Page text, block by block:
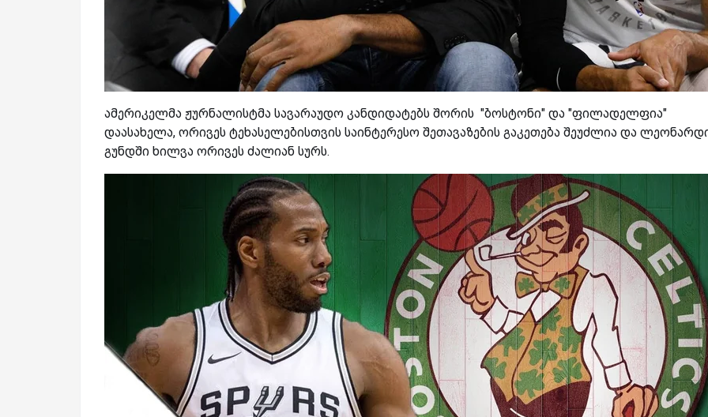
ამერიკელმა ჟურნალისტმა სავარაუდო კანდიდატებს შორის "ბოსტონი" და "ფილადელფია"
დაასახელა, ორივეს ტეხასელებისთვის საინტერესო შეთავაზების გაკეთება შეუძლია და
გუნდში ხილვა ორივეს ძალიან სურს.